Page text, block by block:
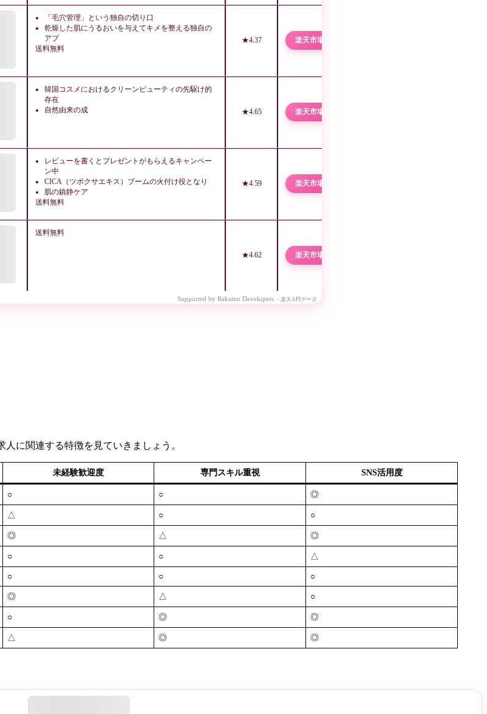
「毛穴管理」という独自の切り口
乾燥した肌にうるおいを与えてキメを整える独自の
アプ
送料無料
★4.37 楽天市場 →
韓国コスメにおけるクリーンビューティの先駆け的
存在
自然由来の成
★4.65 楽天市場 →
レビューを書くとプレゼントがもらえるキャンペー
ン中
CICA（ツボクサエキス）ブームの火付け役となり
肌の鎮静ケア
送料無料
★4.59 楽天市場 →
送料無料
★4.62 楽天市場 →
Supported by Rakuten Developers ・楽天APIデータ
に関連する特徴を見ていきましょう。
未経験歓迎度 専門スキル重視 SNS活用度
○ ○ ◎
△ ○ ○
◎ △ ◎
○ ○ △
○ ○ ○
◎ △ ○
○ ◎ ◎
△ ◎ ◎